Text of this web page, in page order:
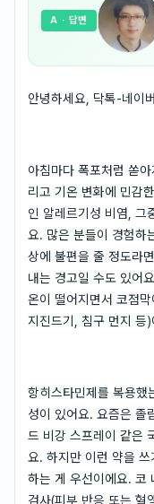
A · 답변
안녕하세요, 닥톡-네이
아침마다 폭포처럼 쏟
리고 기온 변화에 민감
인 알레르기성 비염, 그
요. 많은 분들이 경험하
상에 불편을 줄 정도라
내는 경고일 수도 있어
온이 떨어지면서 코점
지진드기, 침구 먼지 등
항히스타민제를 복용했
성이 있어요. 요즘은 졸
드 비강 스프레이 같은
요. 하지만 이런 약을
하는 게 우선이에요. 코
검사(피부 반응 또는 혈